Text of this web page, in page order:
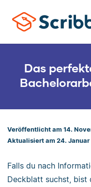
Das
Veröffentlicht am 14.
Aktualisiert am 24. Januar
Falls du nach
Deckblatt suchst, bist